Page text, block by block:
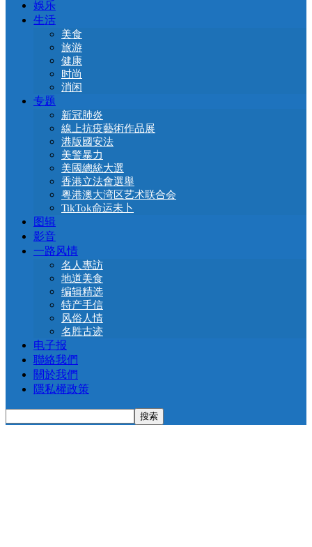
娛乐
生活
美食
旅游
健康
时尚
消闲
专题
新冠肺炎
線上抗疫藝術作品展
港版國安法
美警暴力
美國總統大選
香港立法會選舉
粤港澳大湾区艺术联合会
TikTok命运未卜
图辑
影音
一路风情
名人專訪
地道美食
编辑精选
特产手信
风俗人情
名胜古迹
电子报
聯絡我們
關於我們
隱私權政策